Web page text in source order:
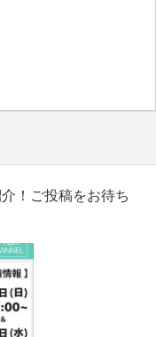
たこだわりの毛
の保湿成分グリ
りません
！ご投稿をお待ち